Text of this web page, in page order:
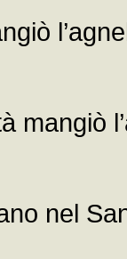
nel